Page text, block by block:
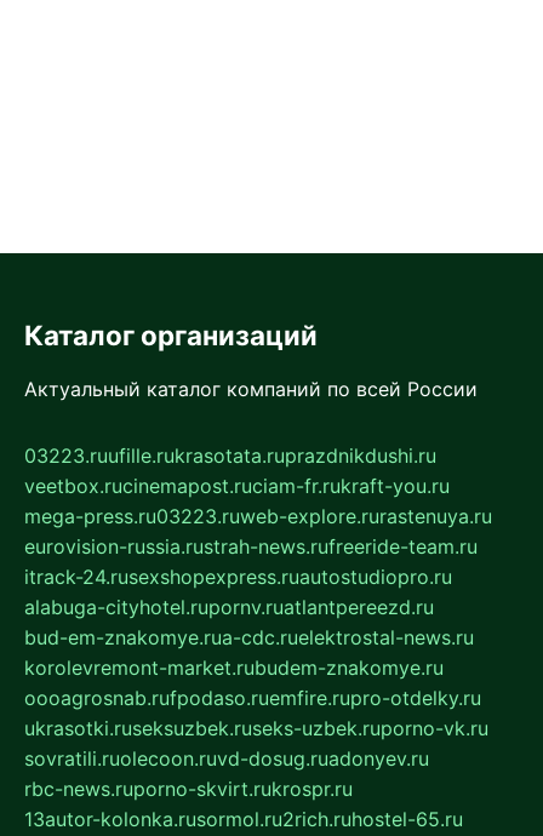
Каталог организаций
Актуальный каталог компаний по всей России
03223.ruufille.rukrasotata.ruprazdnikdushi.ru
veetbox.rucinemapost.ruciam-fr.rukraft-you.ru
mega-press.ru03223.ruweb-explore.rurastenuya.ru
eurovision-russia.rustrah-news.rufreeride-team.ru
itrack-24.rusexshopexpress.ruautostudiopro.ru
alabuga-cityhotel.rupornv.ruatlantpereezd.ru
bud-em-znakomye.rua-cdc.ruelektrostal-news.ru
korolevremont-market.rubudem-znakomye.ru
oooagrosnab.rufpodaso.ruemfire.rupro-otdelky.ru
ukrasotki.ruseksuzbek.ruseks-uzbek.ruporno-vk.ru
sovratili.ruolecoon.ruvd-dosug.ruadonyev.ru
rbc-news.ruporno-skvirt.rukrospr.ru
13autor-kolonka.rusormol.ru2rich.ruhostel-65.ru